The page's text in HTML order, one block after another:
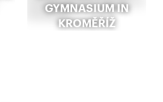
GYMNASIUM IN
KROMĚŘÍŽ